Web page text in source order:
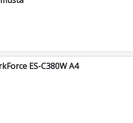
ES-C380W A4